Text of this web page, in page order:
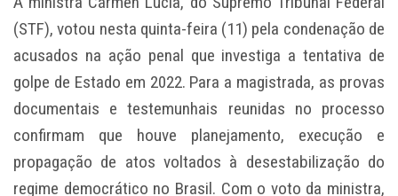
(STF), votou nesta quinta-feira (11) pela condenação de
acusados na ação penal que investiga a tentativa de
golpe de Estado em 2022. Para a magistrada, as provas
documentais e testemunhais reunidas no processo
confirmam que houve planejamento, execução e
propagação de atos voltados à desestabilização do
regime democrático no Brasil. Com o voto da ministra,